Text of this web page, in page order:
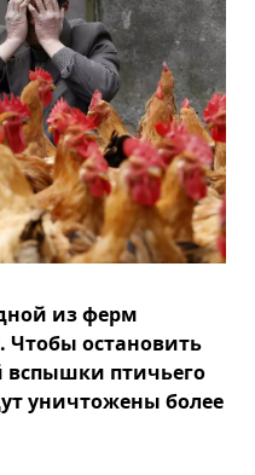
из ферм
остановить
вспышки птичьего
уничтожены более